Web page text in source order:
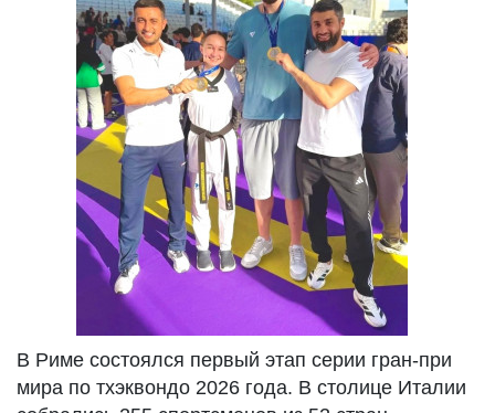
В Риме состоялся первый этап серии гран-при
мира по тхэквондо 2026 года. В столице Италии